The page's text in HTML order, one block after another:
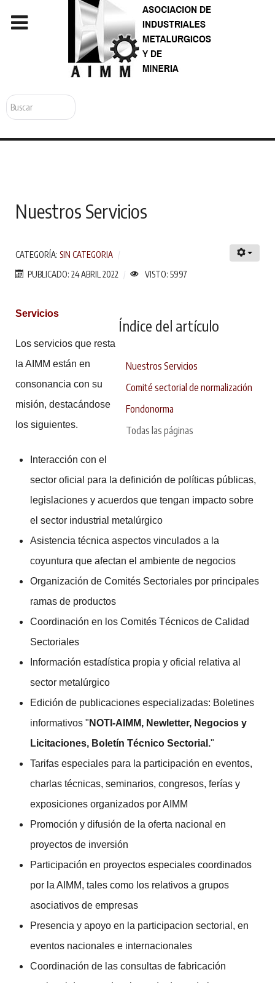
Buscar...
Nuestros Servicios
CATEGORÍA: SIN CATEGORIA
PUBLICADO: 24 ABRIL 2022
VISTO: 5997
Índice del artículo
Nuestros Servicios
Comité sectorial de normalización
Fondonorma
Todas las páginas
Servicios
Los servicios que resta
la AIMM están en
consonancia con su
misión, destacándose
los siguientes.
Interacción con el
sector oficial para la definición de políticas públicas,
legislaciones y acuerdos que tengan impacto sobre
el sector industrial metalúrgico
Asistencia técnica aspectos vinculados a la
coyuntura que afectan el ambiente de negocios
Organización de Comités Sectoriales por principales
ramas de productos
Coordinación en los Comités Técnicos de Calidad
Sectoriales
Información estadística propia y oficial relativa al
sector metalúrgico
Edición de publicaciones especializadas: Boletines
informativos " NOTI-AIMM, Newletter, Negocios y
Licitaciones, Boletín Técnico Sectorial."
Tarifas especiales para la participación en eventos,
charlas técnicas, seminarios, congresos, ferías y
exposiciones organizados por AIMM
Promoción y difusión de la oferta nacional en
proyectos de inversión
Participación en proyectos especiales coordinados
por la AIMM, tales como los relativos a grupos
asociativos de empresas
Presencia y apoyo en la participacion sectorial, en
eventos nacionales e internacionales
Coordinación de las consultas de fabricación